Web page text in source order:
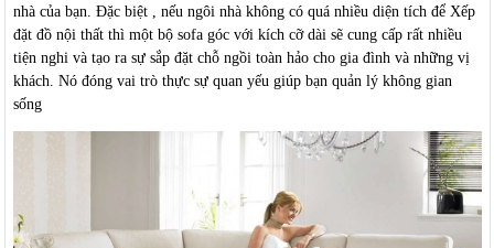
nhà của bạn. Đặc biệt , nếu ngôi nhà không có quá nhiều diện tích để Xếp
đặt đồ nội thất thì một bộ sofa góc với kích cỡ dài sẽ cung cấp rất nhiều
tiện nghi và tạo ra sự sắp đặt chỗ ngồi toàn hảo cho gia đình và những vị
khách. Nó đóng vai trò thực sự quan yếu giúp bạn quản lý không gian
sống